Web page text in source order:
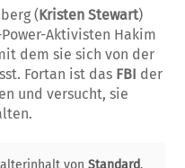
(Kristen Stewart)
Aktivisten Hakim
dem sie sich von der
Fortan ist das FBI der
und versucht, sie
von Standard.